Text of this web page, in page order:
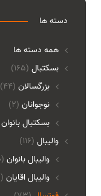
دسته ها
همه دسته ها
(165) بسکتبال
بزرگسالان (44)
نوجوانان (2)
بسکتبال بانوان
(116) والیبال
واليبال بانوان (90)
واليبال اقايان (150)